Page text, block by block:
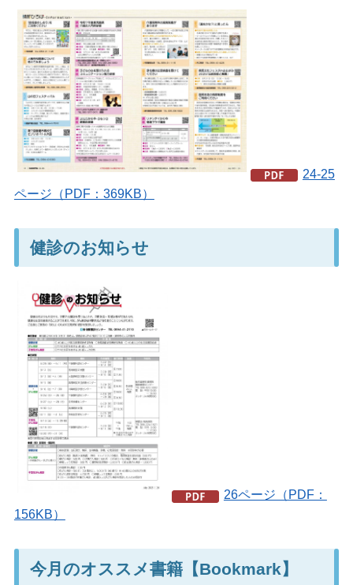
24-25
ページ（PDF：369KB）
健診のお知らせ
26ページ（PDF：
156KB）
今月のオススメ書籍【Bookmark】